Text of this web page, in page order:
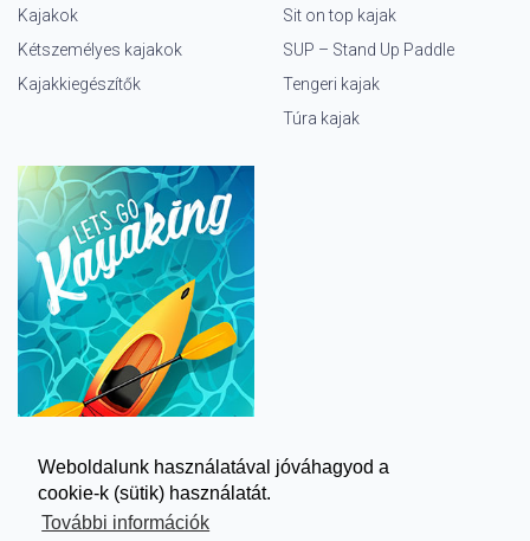
Weboldalunk használatával jóváhagyod a
cookie-k (sütik) használatát.
További információk
Kajakok
Kétszemélyes kajakok
Kajakkiegészítők
Sit on top kajak
SUP – Stand Up Paddle
Tengeri kajak
Túra kajak